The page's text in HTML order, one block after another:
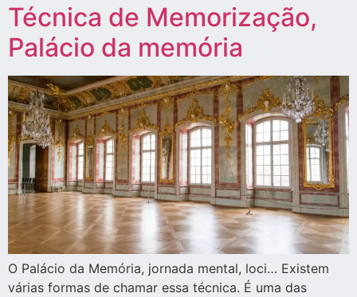
Técnica de Memorização,
Palácio da memória
O Palácio da Memória, jornada mental, loci… Existem
várias formas de chamar essa técnica. É uma das